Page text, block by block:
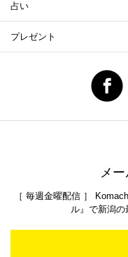
占い
プレゼント
メ
［ 毎週金曜配信 ］
ル』で新潟の